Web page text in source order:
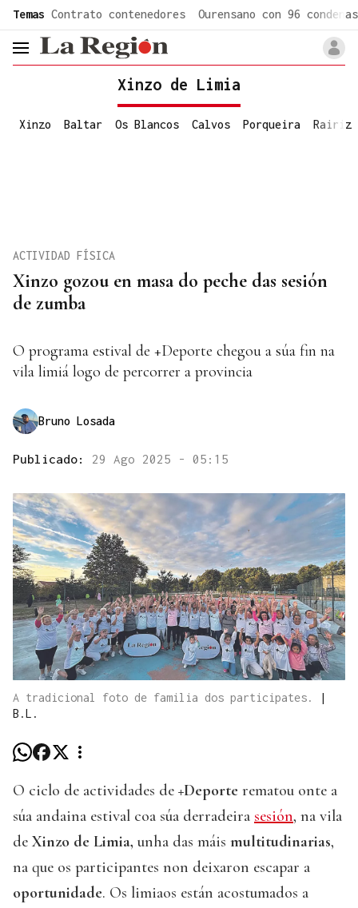
Temas Contrato contenedores Ourensano con 96 condenas
header.menu.open
Xinzo de Limia
Xinzo Baltar Os Blancos Calvos Porqueira Rairiz
Xinzo gozou en masa do peche das sesión
de zumba
ACTIVIDAD FÍSICA
O programa estival de +Deporte chegou a súa fin na
vila limiá logo de percorrer a provincia
Bruno Losada
Publicado: 29 Ago 2025 - 05:15
A tradicional foto de familia dos participates.
|
B.L.
O ciclo de actividades de +Deporte rematou onte a
súa andaina estival coa súa derradeira sesión, na vila
de Xinzo de Limia, unha das máis multitudinarias,
na que os participantes non deixaron escapar a
oportunidade. Os limiaos están acostumados a